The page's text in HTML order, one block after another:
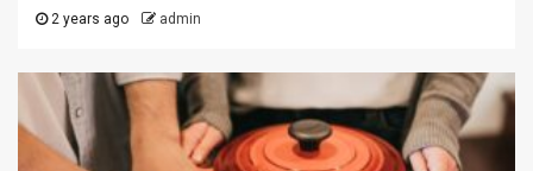
2 years ago admin